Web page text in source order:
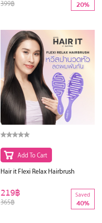
399฿ 20%
Add To Cart
Hair it Flexi Relax Hairbrush
365฿
219฿ Saved
40%